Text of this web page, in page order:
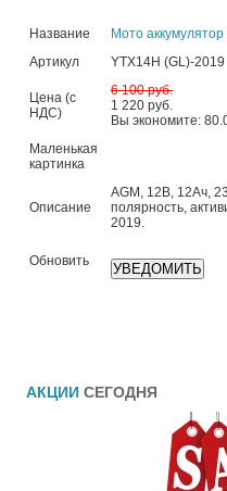
Название
Мото
Артикул
YTX14H (GL)-2019
Цена (с
НДС)
6 100 руб.
1 220 руб.
Вы экономите:
Маленькая
картинка
Описание
AGM, 12В, 12Ач,
полярность,
2019.
Обновить
АКЦИИ СЕГОДНЯ